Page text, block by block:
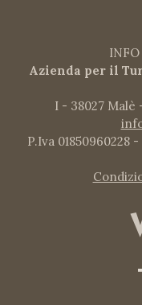
Azienda per il
I - 38027 Malè
P.Iva 01850960228 -